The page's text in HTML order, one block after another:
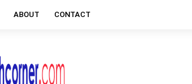
ABOUT CONTACT